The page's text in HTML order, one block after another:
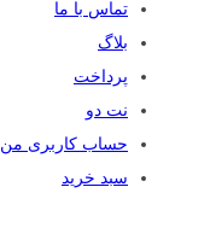
تماس با ما
بلاگ
پرداخت
نت دو
حساب کاربری من
سبد خرید